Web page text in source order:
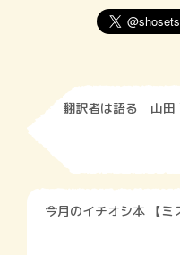
翻訳者は語る 山田
今月のイチオシ本 【ミ